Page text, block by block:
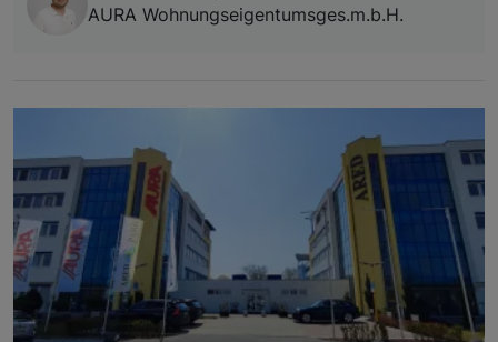
AURA Wohnungseigentumsges.m.b.H.